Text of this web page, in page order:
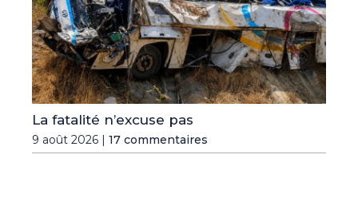
La fatalité n’excuse pas
9 août 2026 | 17 commentaires